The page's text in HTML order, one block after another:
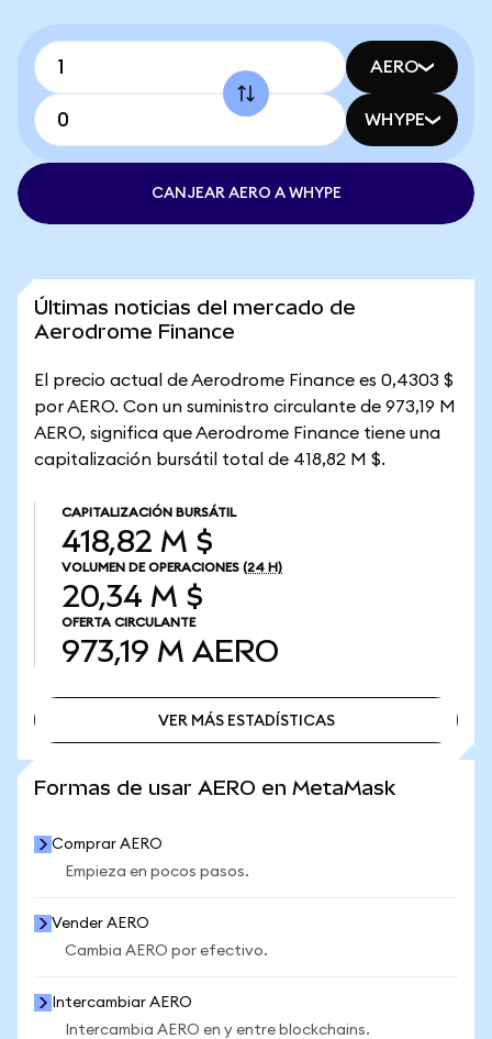
AERO
WHYPE
CANJEAR AERO A WHYPE
Últimas noticias del mercado de
Aerodrome Finance
El precio actual de Aerodrome Finance es 0,4303 $
por AERO. Con un suministro circulante de 973,19 M
AERO, significa que Aerodrome Finance tiene una
capitalización bursátil total de 418,82 M $.
CAPITALIZACIÓN BURSÁTIL
418,82 M $
VOLUMEN DE OPERACIONES (24 H)
20,34 M $
OFERTA CIRCULANTE
973,19 M AERO
VER MÁS ESTADÍSTICAS
Formas de usar AERO en MetaMask
Comprar AERO
Empieza en pocos pasos.
Vender AERO
Cambia AERO por efectivo.
Intercambiar AERO
Intercambia AERO en y entre blockchains.